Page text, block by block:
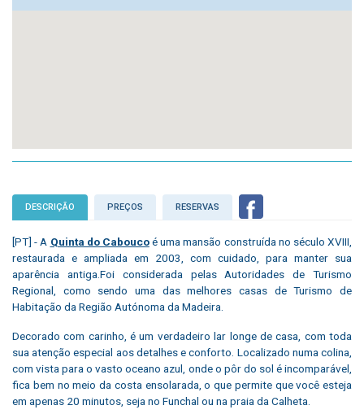
DESCRIÇÃO PREÇOS RESERVAS
[PT] - A Quinta do Caboucoé uma mansão construída no século XVIII,
restaurada e ampliada em 2003, com cuidado, para manter sua
aparência antiga.Foi considerada pelas Autoridades de Turismo
Regional, como sendo uma das melhores casas de Turismo de
Habitação da Região Autónoma da Madeira.
Decorado com carinho, é um verdadeiro lar longe de casa, com toda
sua atenção especial aos detalhes e conforto. Localizado numa colina,
com vista para o vasto oceano azul, onde o pôr do sol é incomparável,
fica bem no meio da costa ensolarada, o que permite que você esteja
em apenas 20 minutos, seja no Funchal ou na praia da Calheta.